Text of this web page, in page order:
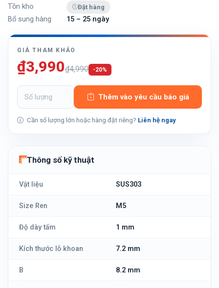
Tồn kho
Đặt hàng
Bổ sung hàng 15 – 25 ngày
GIÁ THAM KHẢO
₫3,990₫4,990 -20%
Thêm vào yêu cầu báo giá
Cần số lượng lớn hoặc hàng đặt riêng? Liên hệ ngay
Thông số kỹ thuật
Vật liệu SUS303
Size Ren M5
Độ dày tấm 1 mm
Kích thước lỗ khoan 7.2 mm
B 8.2 mm